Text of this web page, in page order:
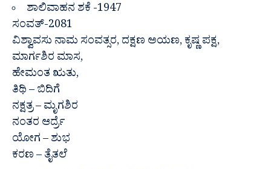
ಶಾಲಿವಾಹನ ಶಕೆ -1947
ಸಂವತ್-2081
ವಿಶ್ವಾವಸು ನಾಮ ಸಂವತ್ಸರ, ದಕ್ಷಣ ಅಯಣ, ಕೃಷ್ಣ ಪಕ್ಷ,
ಮಾರ್ಗಶಿರ ಮಾಸ,
ಹೇಮಂತ ಋತು,
ತಿಥಿ – ಬಿದಿಗೆ
ನಕ್ಷತ್ರ – ಮೃಗಶಿರ
ನಂತರ ಆರ್ದ್ರೆ
ಯೋಗ – ಶುಭ
ಕರಣ – ತೈತಲೆ